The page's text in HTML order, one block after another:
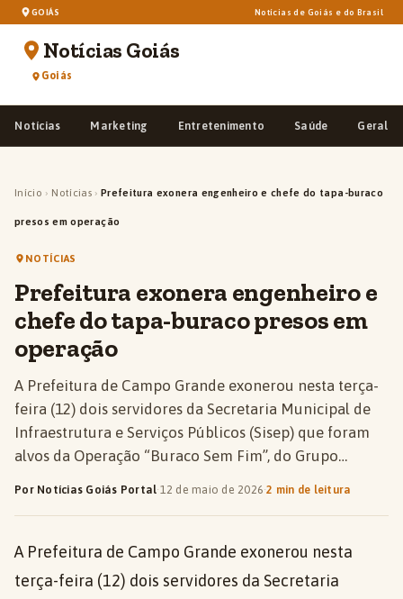
GOIÁS Notícias de Goiás e do Brasil
Notícias Goiás
Goiás
Notícias Marketing Entretenimento Saúde Geral
Início › Notícias › Prefeitura exonera engenheiro e chefe do tapa-buraco
presos em operação
NOTÍCIAS
Prefeitura exonera engenheiro e
chefe do tapa-buraco presos em
operação
A Prefeitura de Campo Grande exonerou nesta terça-
feira (12) dois servidores da Secretaria Municipal de
Infraestrutura e Serviços Públicos (Sisep) que foram
alvos da Operação “Buraco Sem Fim”, do Grupo…
Por Notícias Goiás Portal·12 de maio de 2026·2 min de leitura
A Prefeitura de Campo Grande exonerou nesta
terça-feira (12) dois servidores da Secretaria